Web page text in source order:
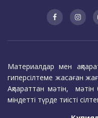
Материалдар мен
гиперсілтеме жасаған
Ақпараттан мәтін, мәтін
міндетті түрде тиісті